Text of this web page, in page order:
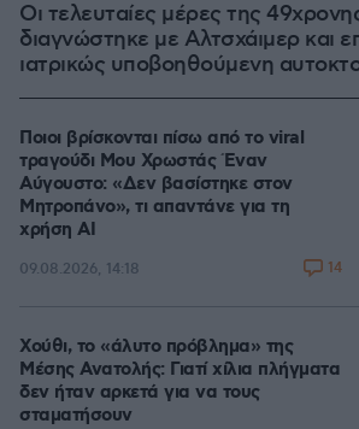
Οι τελευταίες μέρες της
διαγνώστηκε με Αλτσχάιμερ και
ιατρικώς υποβοηθούμενη
Ποιοι βρίσκονται πίσω από το viral
τραγούδι Μου Χρωστάς Έναν
Αύγουστο: «Δεν βασίστηκε στον
Μητροπάνο», τι απαντάνε για τη
χρήση AI
09.08.2026, 14:18 14
Χούθι, το «άλυτο πρόβλημα» της
Μέσης Ανατολής: Γιατί χίλια πλήγματα
δεν ήταν αρκετά για να τους
σταματήσουν